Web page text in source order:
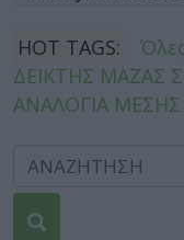
HOT TAGS:
ΔΕΙΚΤΗΣ ΜΑΖΑΣ
ΑΝΑΛΟΓΙΑ